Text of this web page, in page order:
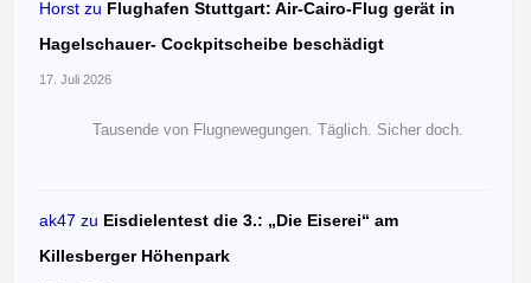
Horst zu Flughafen Stuttgart: Air-Cairo-Flug gerät in
Hagelschauer- Cockpitscheibe beschädigt
17. Juli 2026
Tausende von Flugnewegungen. Täglich. Sicher doch.
ak47 zu Eisdielentest die 3.: „Die Eiserei“ am
Killesberger Höhenpark